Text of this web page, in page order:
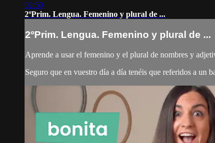
02:50
2ºPrim. Lengua. Femenino y plural de ...
2ºPrim. Lengua. Femenino y plural de ...
Aprende a usar el femenino y el plural de nombres y
Seguro que en vuestro día a día tenéis que referidos a un